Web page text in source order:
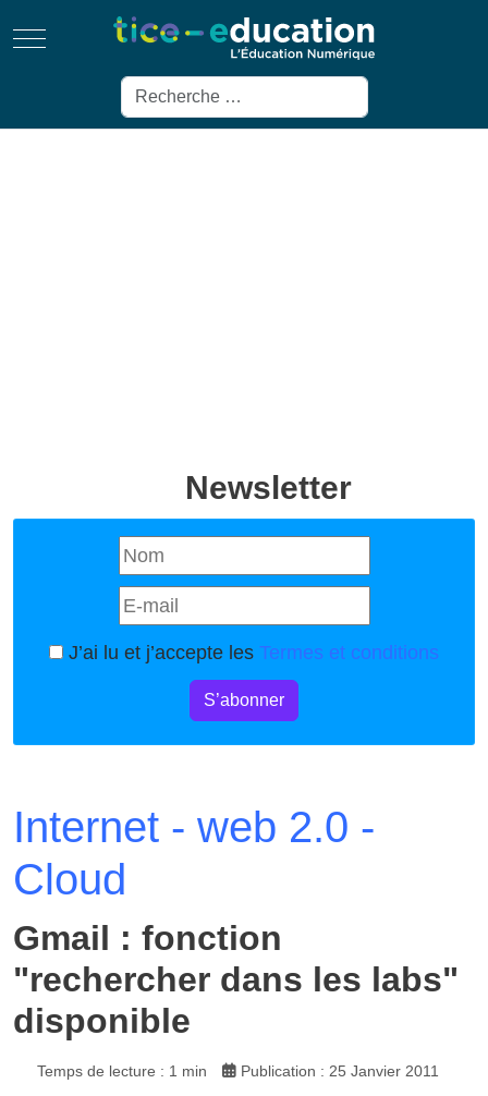
Mobile Menu Toggle
Rechercher
Newsletter
J’ai lu et j’accepte les Termes et conditions
S’abonner
Internet - web 2.0 -
Cloud
Gmail : fonction
"rechercher dans les labs"
disponible
Temps de lecture : 1 min Publication : 25 Janvier 2011